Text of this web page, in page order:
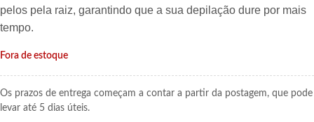
pelos pela raiz, garantindo que a sua depilação dure por mais
tempo.
Fora de estoque
Os prazos de entrega começam a contar a partir da postagem, que pode
levar até 5 dias úteis.